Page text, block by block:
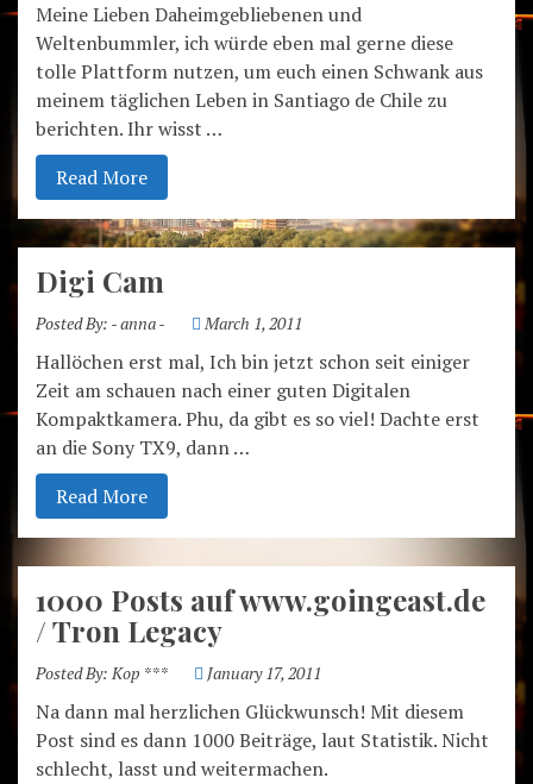
Meine Lieben Daheimgebliebenen und
Weltenbummler, ich würde eben mal gerne diese
tolle Plattform nutzen, um euch einen Schwank aus
meinem täglichen Leben in Santiago de Chile zu
berichten. Ihr wisst …
Read More
Digi Cam
Posted By: - anna - March 1, 2011
Hallöchen erst mal, Ich bin jetzt schon seit einiger
Zeit am schauen nach einer guten Digitalen
Kompaktkamera. Phu, da gibt es so viel! Dachte erst
an die Sony TX9, dann …
Read More
1000 Posts auf www.goingeast.de
/ Tron Legacy
Posted By: Kop *** January 17, 2011
Na dann mal herzlichen Glückwunsch! Mit diesem
Post sind es dann 1000 Beiträge, laut Statistik. Nicht
schlecht, lasst und weitermachen.